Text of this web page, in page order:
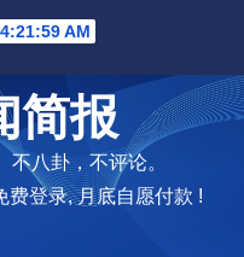
4:22:00 AM
简报
八卦，不评论。
登录, 月底自愿付款 !